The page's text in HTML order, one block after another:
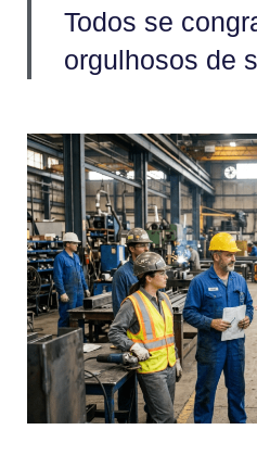
Todos se
orgulhosos de